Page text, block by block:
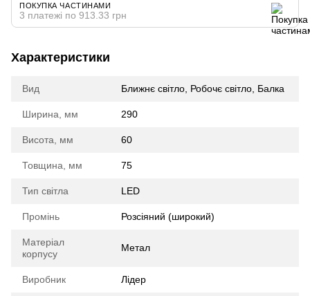
ПОКУПКА ЧАСТИНАМИ
3 платежі по 913.33 грн
Характеристики
Вид Ближнє світло, Робочє світло, Балка
Ширина, мм 290
Висота, мм 60
Товщина, мм 75
Тип світла LED
Промінь Розсіяний (широкий)
Матеріал
корпусу
Метал
Виробник Лідер